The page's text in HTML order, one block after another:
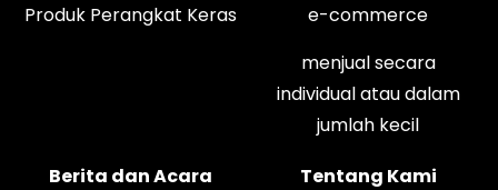
Produk Perangkat Keras
e-commerce
menjual secara
individual atau dalam
jumlah kecil
Berita dan Acara
Tentang Kami